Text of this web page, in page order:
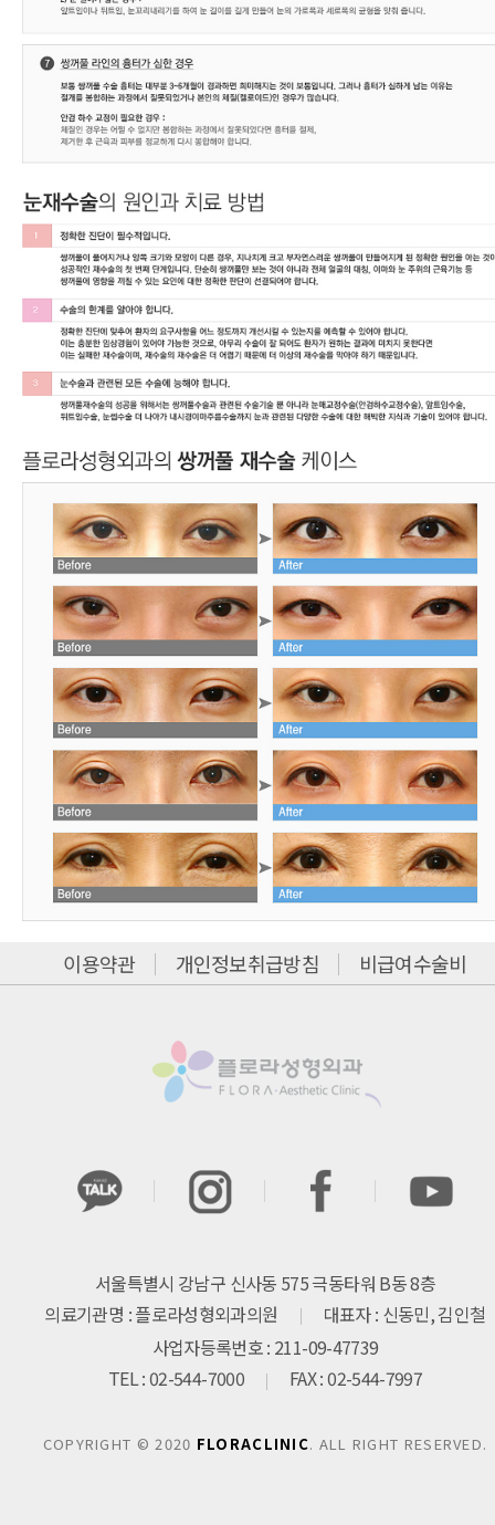
이용약관 개인정보취급방침 비급여수술비
서울특별시 강남구 신사동 575 극동타워 B동 8층
의료기관명 : 플로라성형외과의원
대표자 : 신동민, 김인철
사업자등록번호 : 211-09-47739
TEL : 02-544-7000
FAX : 02-544-7997
COPYRIGHT © 2020 FLORACLINIC. ALL RIGHT RESERVED.